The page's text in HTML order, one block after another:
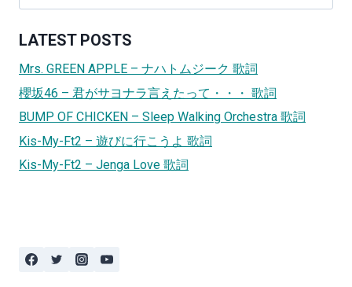
LATEST POSTS
Mrs. GREEN APPLE – ナハトムジーク 歌詞
櫻坂46 – 君がサヨナラ言えたって・・・ 歌詞
BUMP OF CHICKEN – Sleep Walking Orchestra 歌詞
Kis-My-Ft2 – 遊びに行こうよ 歌詞
Kis-My-Ft2 – Jenga Love 歌詞